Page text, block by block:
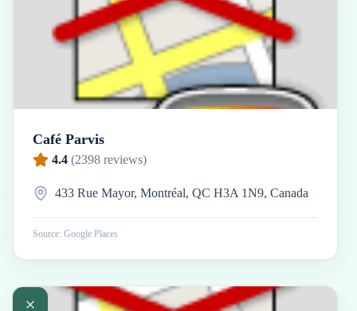
Café Parvis
4.4 (2398 reviews)
433 Rue Mayor, Montréal, QC H3A 1N9, Canada
Source: Google Places